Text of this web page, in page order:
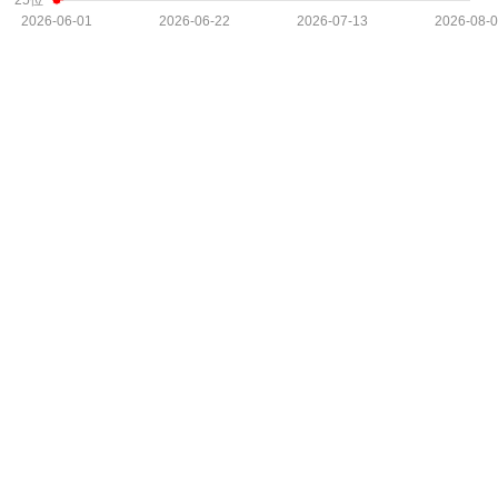
2026-06-01 2026-06-22 2026-07-13 2026-08-